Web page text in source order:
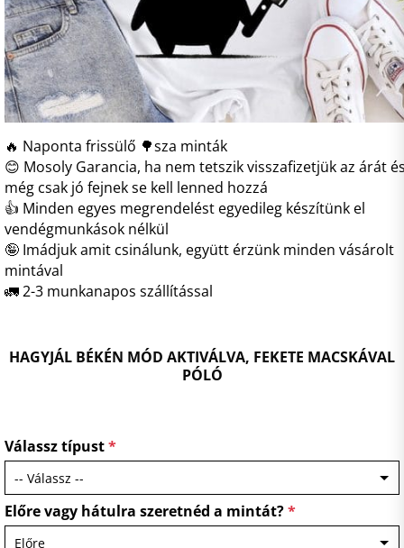
🔥 Naponta frissülő 🌳sza minták
😊 Mosoly Garancia, ha nem tetszik visszafizetjük az árát
még csak jó fejnek se kell lenned hozzá
👍 Minden egyes megrendelést egyedileg készítünk el
vendégmunkások nélkül
🤪 Imádjuk amit csinálunk, együtt érzünk minden vásárolt
mintával
🚛 2-3 munkanapos szállítással
HAGYJÁL BÉKÉN MÓD AKTIVÁLVA, FEKETE MACSKÁVAL
PÓLÓ
Válassz típust*
Előre vagy hátulra szeretnéd a mintát?*